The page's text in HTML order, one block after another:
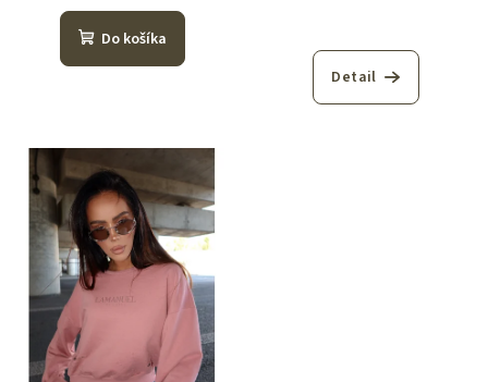
Do košíka
Detail